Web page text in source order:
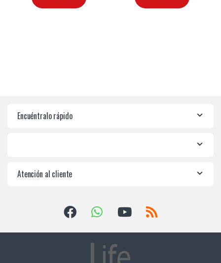
Encuéntralo rápido
Atención al cliente